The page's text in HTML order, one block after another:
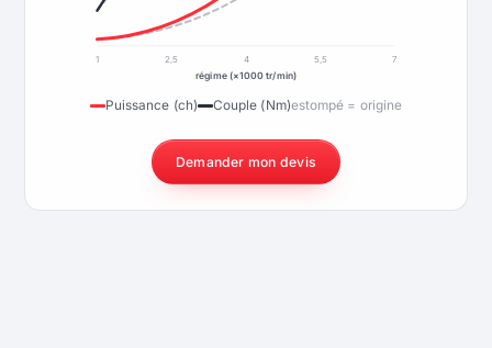
1 2,5 4 5,5
7
régime (×1000 tr/min)
Puissance (ch) Couple (Nm)estompé = origine
Demander mon devis